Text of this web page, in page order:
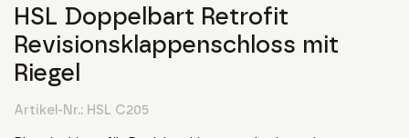
HSL Doppelbart Retrofit
Revisionsklappenschloss mit
Riegel
Artikel-Nr.: HSL C205